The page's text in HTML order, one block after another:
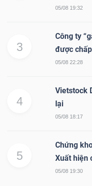
05/08 19:32
3
Công ty
được
05/08 22:28
4
Vietstock
lại
05/08 18:17
5
Chứng
Xuất hiện
05/08 19:30